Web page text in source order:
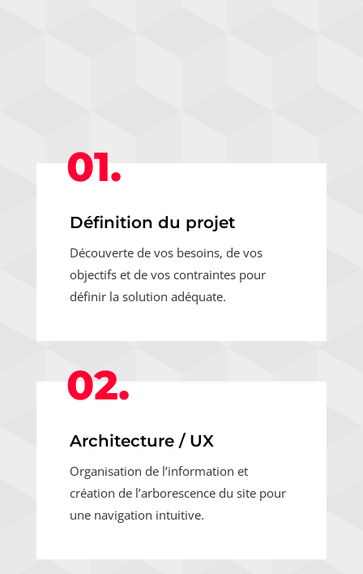
01.
Définition du projet
Découverte de vos besoins, de vos
objectifs et de vos contraintes pour
définir la solution adéquate.
02.
Architecture / UX
Organisation de l’information et
création de l’arborescence du site pour
une navigation intuitive.